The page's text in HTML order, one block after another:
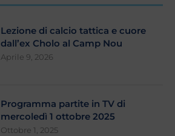
Lezione di calcio tattica e cuore
dall’ex Cholo al Camp Nou
Aprile 9, 2026
Programma partite in TV di
mercoledì 1 ottobre 2025
Ottobre 1, 2025